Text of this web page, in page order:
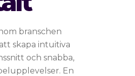
branschen
skapa intuitiva
och snabba,
En